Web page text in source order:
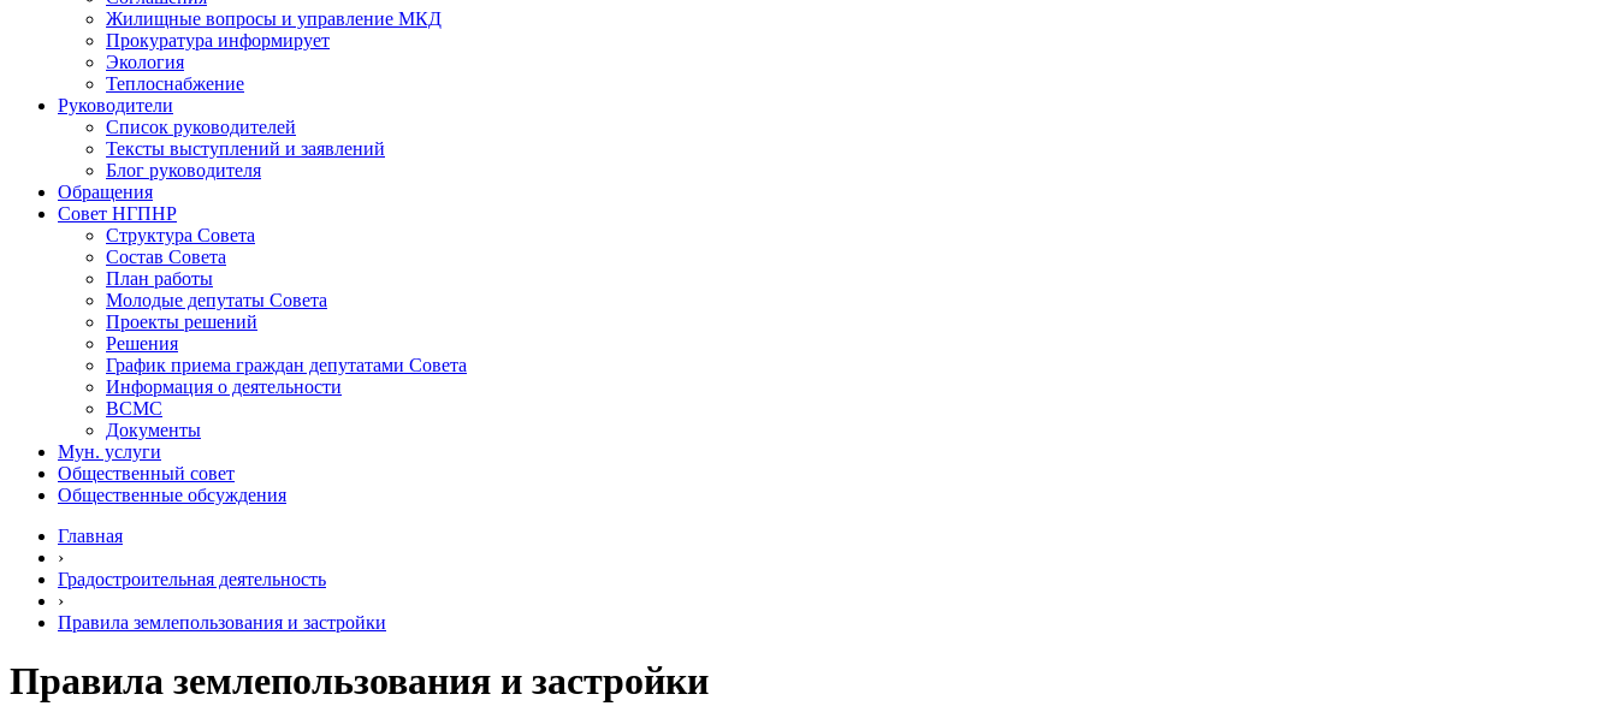
Жилищные вопросы и управление МКД
Прокуратура информирует
Экология
Теплоснабжение
Руководители
Список руководителей
Тексты выступлений и заявлений
Блог руководителя
Обращения
Совет НГПНР
Структура Совета
Состав Совета
План работы
Молодые депутаты Совета
Проекты решений
Решения
График приема граждан депутатами Совета
Информация о деятельности
ВСМС
Документы
Мун. услуги
Общественный совет
Общественные обсуждения
Главная
›
Градостроительная деятельность
›
Правила землепользования и застройки
Правила землепользования и застройки